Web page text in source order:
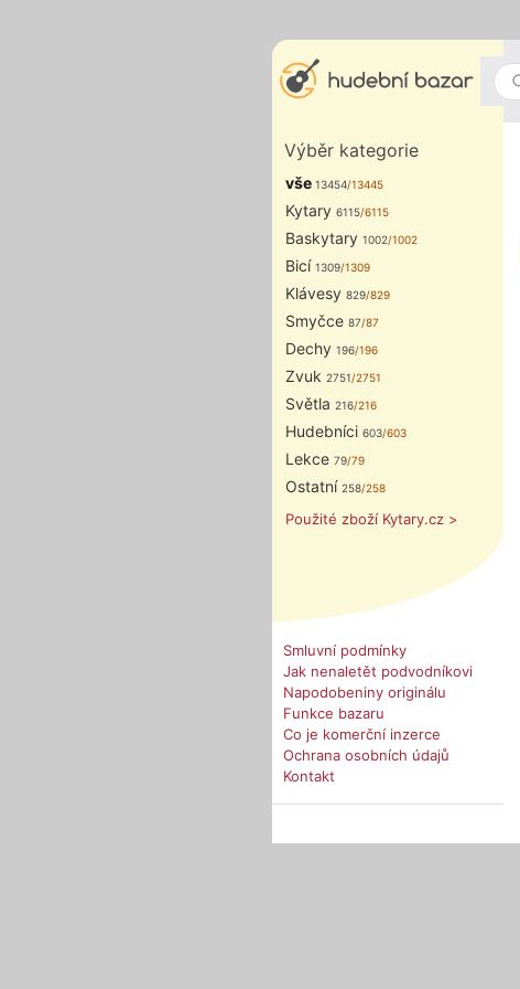
Výběr kategorie
vše 13454/13445
Kytary 6115/6115
Baskytary 1002/1002
Bicí 1309/1309
Klávesy 829/829
Smyčce 87/87
Dechy 196/196
Zvuk 2751/2751
Světla 216/216
Hudebníci 603/603
Lekce 79/79
Ostatní 258/258
Použité zboží Kytary.cz >
Smluvní podmínky
Jak nenaletět podvodníkovi
Napodobeniny originálu
Funkce bazaru
Co je komerční inzerce
Ochrana osobních údajů
Kontakt